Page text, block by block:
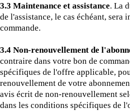
3.3 Maintenance et assistance. La
de l'assistance, le cas échéant, sera
commande.
3.4 Non-renouvellement de
contraire dans votre bon de
spécifiques de l'offre applicable,
renouvellement de votre
avis écrit de non-renouvellement
dans les conditions spécifiques de